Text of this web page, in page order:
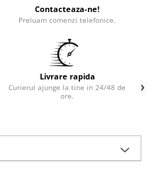
Contacteaza-ne!
Preluam comenzi telefonice.
Livrare rapida
Curierul ajunge la tine in 24/48 de
ore.